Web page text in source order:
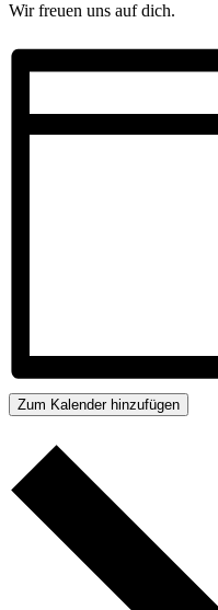
Wir freuen uns auf dich.
Zum Kalender hinzufügen